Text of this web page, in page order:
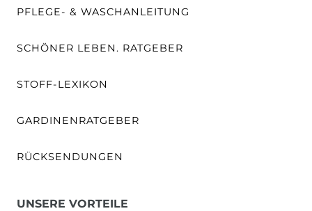
PFLEGE- & WASCHANLEITUNG
SCHÖNER LEBEN. RATGEBER
STOFF-LEXIKON
GARDINENRATGEBER
RÜCKSENDUNGEN
UNSERE VORTEILE